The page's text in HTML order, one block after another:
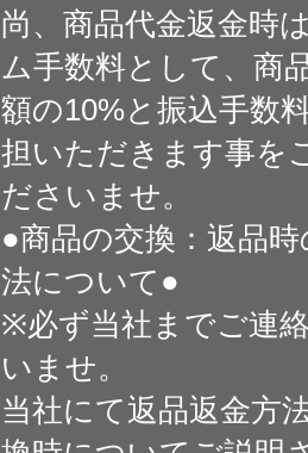
尚、商品代金返金時
ム手数料として、商
額の10%と振込手数
担いただきます事を
ださいませ。
●商品の交換：返品
法について●
※必ず当社までご連
いませ。
当社にて返品返金方